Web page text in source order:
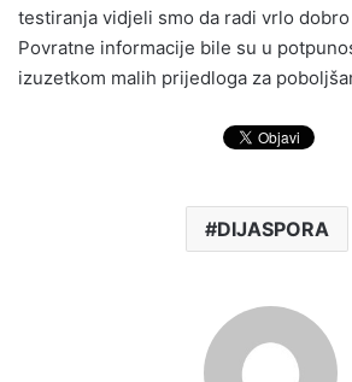
testiranja vidjeli smo da radi vrlo
Povratne informacije bile su u
izuzetkom malih prijedloga za
DIJASPORA